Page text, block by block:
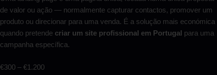
de valor ou ação — normalmente capturar contactos, promover um
produto ou direcionar para uma venda. É a solução mais económica
quando pretende criar um site profissional em Portugal para uma
campanha específica.
€300 – €1.200